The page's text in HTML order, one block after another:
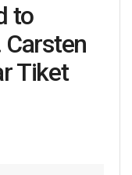
to
Carsten
Tiket